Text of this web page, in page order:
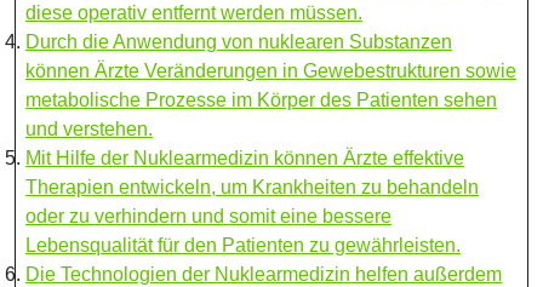
diese operativ entfernt werden müssen.
Durch die Anwendung von nuklearen Substanzen
können Ärzte Veränderungen in Gewebestrukturen sowie
metabolische Prozesse im Körper des Patienten sehen
und verstehen.
Mit Hilfe der Nuklearmedizin können Ärzte effektive
Therapien entwickeln, um Krankheiten zu behandeln
oder zu verhindern und somit eine bessere
Lebensqualität für den Patienten zu gewährleisten.
Die Technologien der Nuklearmedizin helfen außerdem